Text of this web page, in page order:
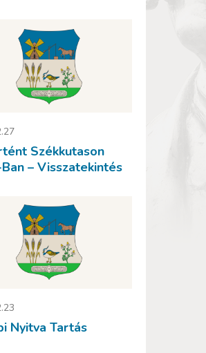
Székkutason
– Visszatekintés
Nyitva Tartás